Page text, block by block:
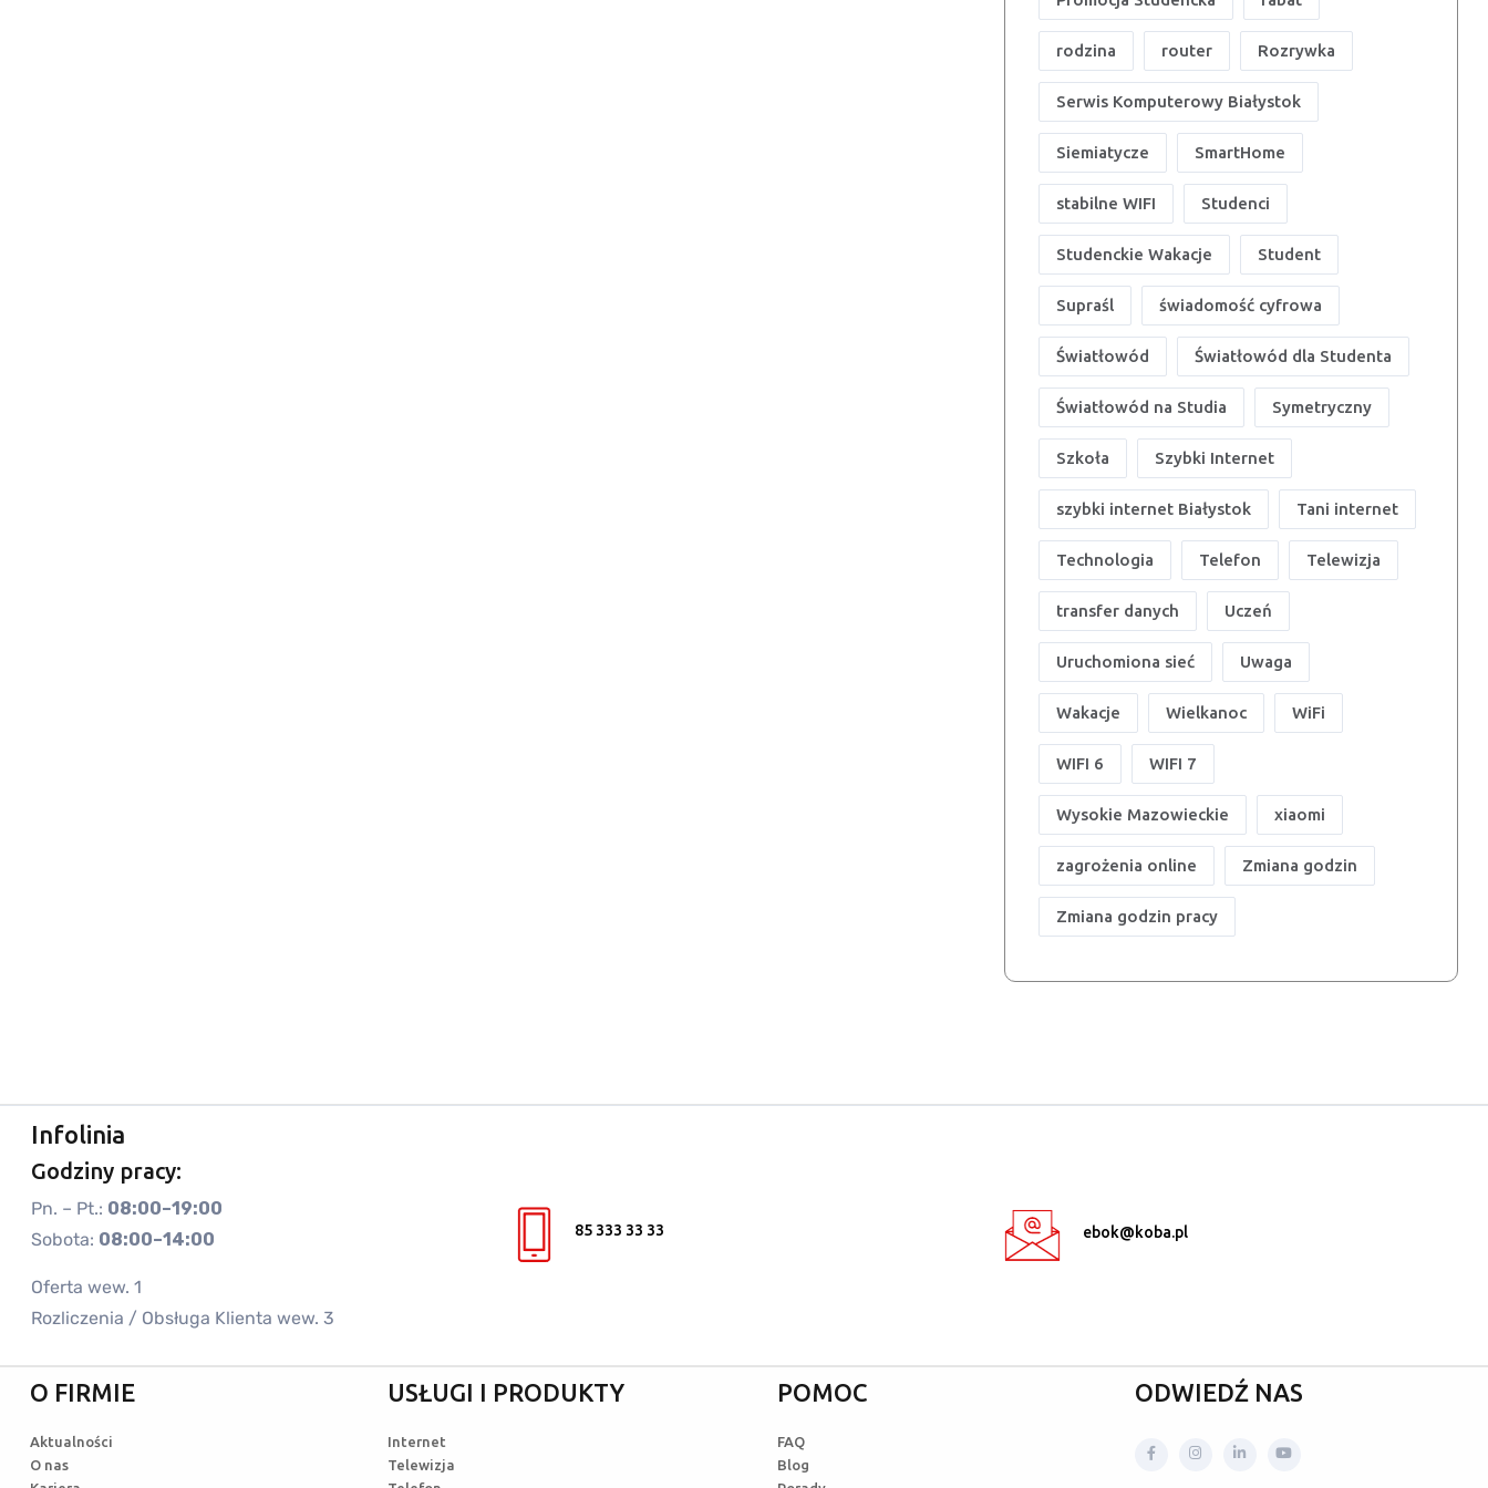
rodzina router Rozrywka
Serwis Komputerowy Białystok
Siemiatycze SmartHome
stabilne WIFI Studenci
Studenckie Wakacje Student
Supraśl świadomość cyfrowa
Światłowód Światłowód dla Studenta
Światłowód na Studia Symetryczny
Szkoła Szybki Internet
szybki internet Białystok Tani internet
Technologia Telefon Telewizja
transfer danych Uczeń
Uruchomiona sieć Uwaga
Wakacje Wielkanoc WiFi
WIFI 6 WIFI 7
Wysokie Mazowieckie xiaomi
zagrożenia online Zmiana godzin
Zmiana godzin pracy
Infolinia
Godziny pracy:
Pn. – Pt.: 08:00–19:00
Sobota: 08:00–14:00
Oferta wew. 1
Rozliczenia / Obsługa Klienta wew. 3
85 333 33 33 ebok@koba.pl
O FIRMIE
Aktualności
O nas
USŁUGI I PRODUKTY
Internet
Telewizja
POMOC
FAQ
Blog
ODWIEDŹ NAS